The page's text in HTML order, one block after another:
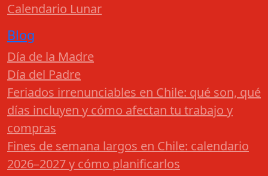
Calendario Lunar
Blog
Día de la Madre
Día del Padre
Feriados irrenunciables en Chile: qué son, qué
días incluyen y cómo afectan tu trabajo y
compras
Fines de semana largos en Chile: calendario
2026–2027 y cómo planificarlos